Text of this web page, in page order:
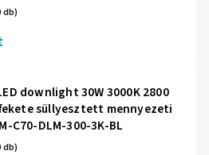
db)
downlight 30W 3000K 2800
süllyesztett mennyezeti
C70-DLM-300-3K-BL
db)